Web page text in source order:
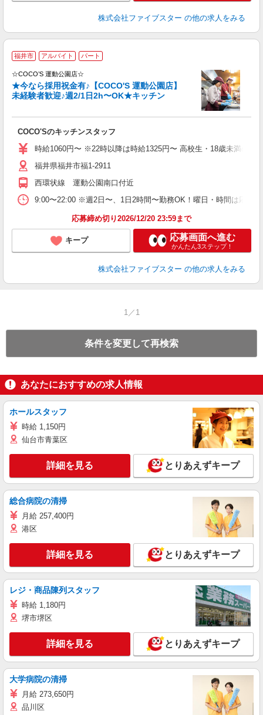
株式会社ファイブスター の他の求人をみる
福井市 アルバイト パート
☆COCO’S 運動公園店☆
★今なら採用祝金有♪【COCO'S 運動公園店】
未経験者歓迎♪週2/1日2h〜OK★キッチン
COCO'Sのキッチンスタッフ
時給1060円〜 ※22時以降は時給1325円〜 高校生・18歳未満の方
福井県福井市福1-2911
西環状線 運動公園南口付近
9:00〜22:00 ※週2日〜、1日2時間〜勤務OK！曜日・時間は応相
応募締め切り2026/12/20 23:59まで
キープ 応募画面へ進む
かんたん3ステップ！
株式会社ファイブスター の他の求人をみる
1／1
条件を変更して再検索
あなたにおすすめの求人情報
ホールスタッフ
時給 1,150円
仙台市青葉区
詳細を見る とりあえずキープ
総合病院の清掃
月給 257,400円
港区
詳細を見る とりあえずキープ
レジ・商品陳列スタッフ
時給 1,180円
堺市堺区
詳細を見る とりあえずキープ
大学病院の清掃
月給 273,650円
品川区